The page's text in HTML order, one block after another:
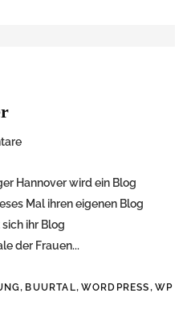
Hannover wird ein Blog
Mal ihren eigenen Blog
ihr Blog
der Frauen...
, BUURTAL, WORDPRESS, WP